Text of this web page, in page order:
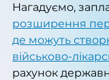
Нагадуємо,
розширення
де можуть
військово-
рахунок